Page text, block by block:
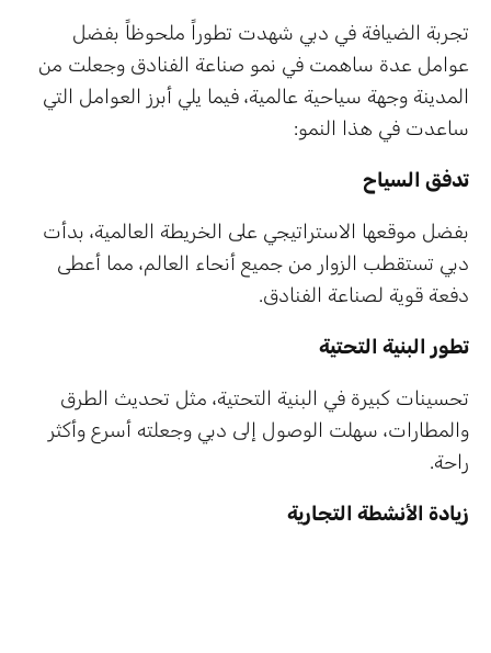
تجربة الضيافة في دبي شهدت تطوراً ملحوظاً بفضل
عوامل عدة ساهمت في نمو صناعة الفنادق وجعلت من
المدينة وجهة سياحية عالمية، فيما يلي أبرز العوامل التي
ساعدت في هذا النمو:
تدفق السياح
بفضل موقعها الاستراتيجي على الخريطة العالمية، بدأت
دبي تستقطب الزوار من جميع أنحاء العالم، مما أعطى
دفعة قوية لصناعة الفنادق.
تطور البنية التحتية
تحسينات كبيرة في البنية التحتية، مثل تحديث الطرق
والمطارات، سهلت الوصول إلى دبي وجعلته أسرع وأكثر
راحة.
زيادة الأنشطة التجارية